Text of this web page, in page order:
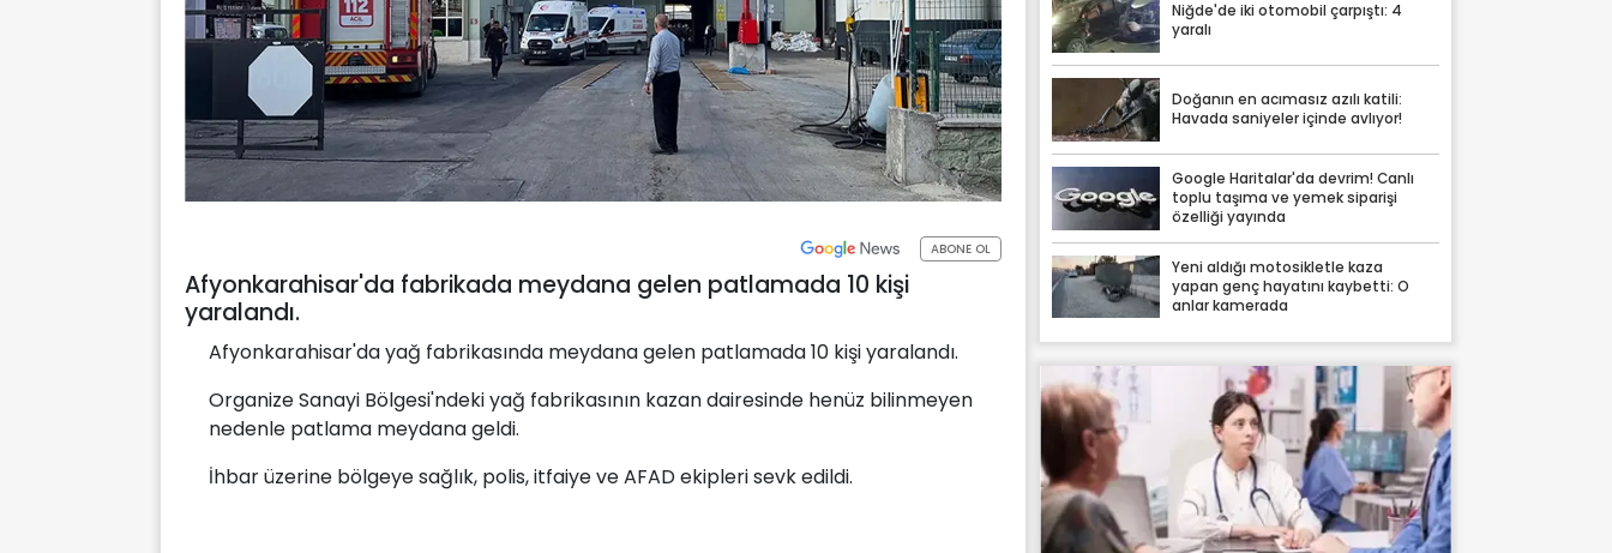
ABONE OL
Afyonkarahisar'da fabrikada meydana gelen patlamada 10 kişi
yaralandı.
Afyonkarahisar'da yağ fabrikasında meydana gelen patlamada 10 kişi yaralandı.
Organize Sanayi Bölgesi'ndeki yağ fabrikasının kazan dairesinde henüz bilinmeyen
nedenle patlama meydana geldi.
İhbar üzerine bölgeye sağlık, polis, itfaiye ve AFAD ekipleri sevk edildi.
Niğde'de iki otomobil çarpıştı: 4
yaralı
Doğanın en acımasız azılı katili:
Havada saniyeler içinde avlıyor!
Google Haritalar'da devrim! Canlı
toplu taşıma ve yemek siparişi
özelliği yayında
Yeni aldığı motosikletle kaza
yapan genç hayatını kaybetti: O
anlar kamerada